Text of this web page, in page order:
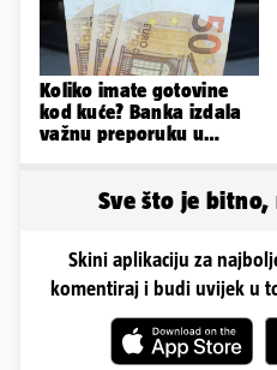
Koliko imate gotovine
kod kuće? Banka izdala
važnu preporuku u
Sve što je
Skini aplikaciju za
komentiraj i budi uvijek u